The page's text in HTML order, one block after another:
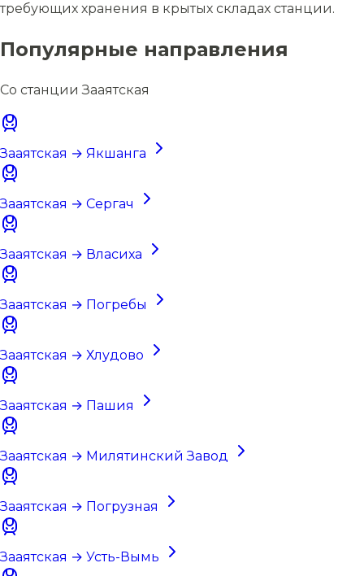
требующих хранения в крытых складах станции.
Популярные направления
Со станции Зааятская
Зааятская → Якшанга
Зааятская → Сергач
Зааятская → Власиха
Зааятская → Погребы
Зааятская → Хлудово
Зааятская → Пашия
Зааятская → Милятинский Завод
Зааятская → Погрузная
Зааятская → Усть-Вымь